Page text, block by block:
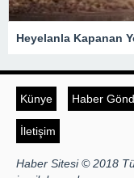
Heyelanla Kapanan
Künye Haber
İletişim
Haber Sitesi © 2018